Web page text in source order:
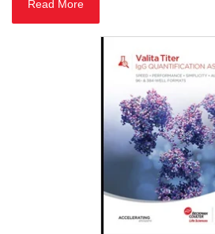
Read More